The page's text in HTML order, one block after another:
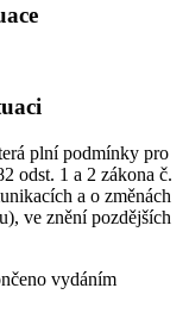
plní podmínky pro
odst. 1 a 2 zákona č.
a o změnách
ve znění pozdějších
vydáním